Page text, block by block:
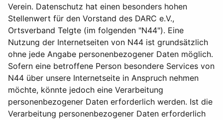
Verein. Datenschutz hat einen besonders hohen
Stellenwert für den Vorstand des DARC e.V.,
Ortsverband Telgte (im folgenden "N44"). Eine
Nutzung der Internetseiten von N44 ist grundsätzlich
ohne jede Angabe personenbezogener Daten möglich.
Sofern eine betroffene Person besondere Services von
N44 über unsere Internetseite in Anspruch nehmen
möchte, könnte jedoch eine Verarbeitung
personenbezogener Daten erforderlich werden. Ist die
Verarbeitung personenbezogener Daten erforderlich